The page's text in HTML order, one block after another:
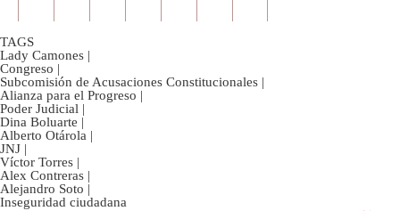
TAGS
Lady Camones |
Congreso |
Subcomisión de Acusaciones Constitucionales |
Alianza para el Progreso |
Poder Judicial |
Dina Boluarte |
Alberto Otárola |
JNJ |
Víctor Torres |
Alex Contreras |
Alejandro Soto |
Inseguridad ciudadana